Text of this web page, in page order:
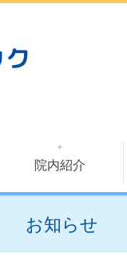
院内紹介
お知らせ